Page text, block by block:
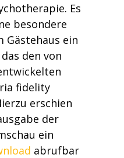
Es
besondere
Gästehaus ein
den von
fidelity
erschien
der
ein
abrufbar